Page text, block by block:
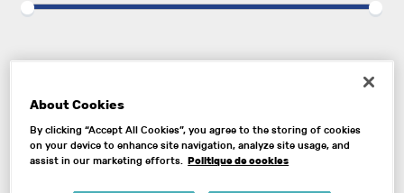
About Cookies
By clicking “Accept All Cookies”, you agree to the storing of cookies
on your device to enhance site navigation, analyze site usage, and
assist in our marketing efforts. Politique de cookies